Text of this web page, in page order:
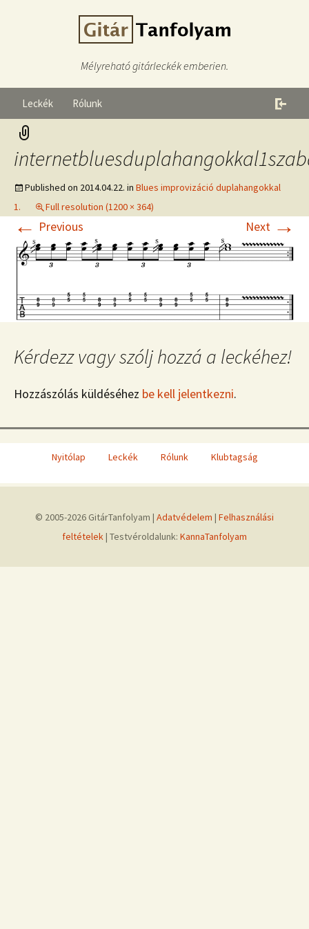
Mélyreható gitárleckék emberien.
Leckék Rólunk
Published on 2014.04.22. in Blues improvizáció duplahangokkal
1.
Full resolution (1200 × 364)
← Previous Next →
Kérdezz vagy szólj hozzá a leckéhez!
Hozzászólás küldéséhez be kell jelentkezni.
Nyitólap Leckék Rólunk Klubtagság
© 2005-2026 GitárTanfolyam | Adatvédelem | Felhasználási
feltételek| Testvéroldalunk: KannaTanfolyam